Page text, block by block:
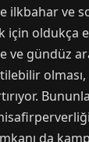
ilkbahar ve
için oldukça
ve gündüz
olması,
da